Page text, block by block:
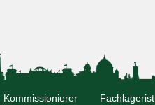
Kommissionierer Fachlagerist